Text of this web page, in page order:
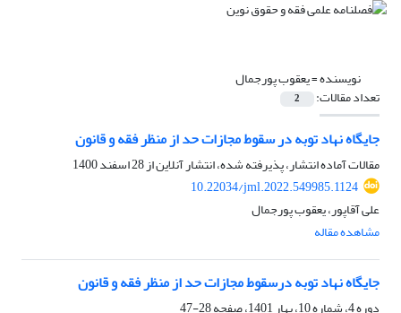
نویسنده =یعقوب پورجمال
تعداد مقالات: 2
جایگاه نهاد توبه در سقوط مجازات حد از منظر فقه و قانون
مقالات آماده انتشار، پذیرفته شده، انتشار آنلاین از28 اسفند 1400
10.22034/jml.2022.549985.1124
علی آقاپور، یعقوب پورجمال
مشاهده مقاله
جایگاه نهاد توبه درسقوط مجازات حد از منظر فقه و قانون